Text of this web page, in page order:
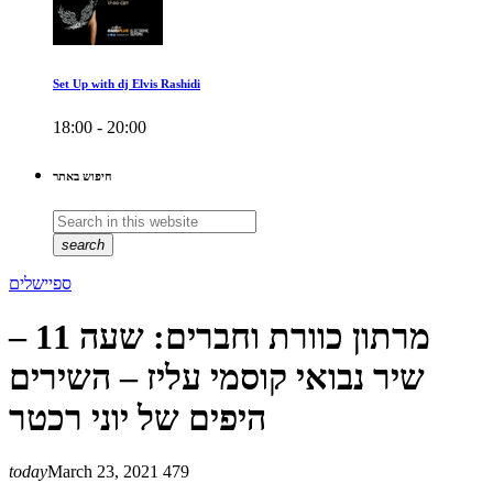
Set Up with dj Elvis Rashidi
18:00 - 20:00
חיפוש באתר
search
ספיישלים
מרתון כוורת וחברים: שעה 11 –
שיר נבואי קוסמי עליז – השירים
היפים של יוני רכטר
todayMarch 23, 2021 479